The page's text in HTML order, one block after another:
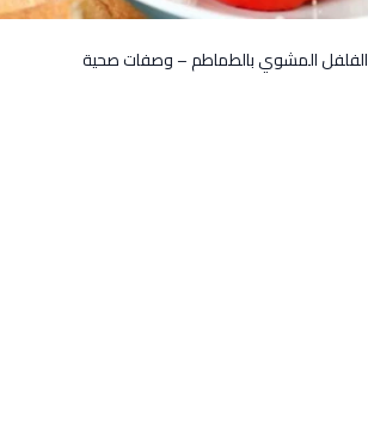
الفلفل المشوي بالطماطم – وصفات صحية